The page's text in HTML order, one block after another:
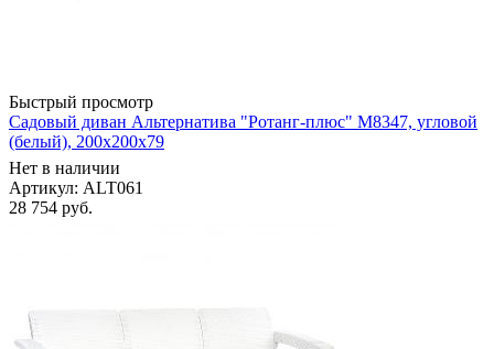
Быстрый просмотр
Садовый диван Альтернатива "Ротанг-плюс" М8347, угловой
(белый), 200х200х79
Нет в наличии
Артикул: ALT061
28 754 руб.